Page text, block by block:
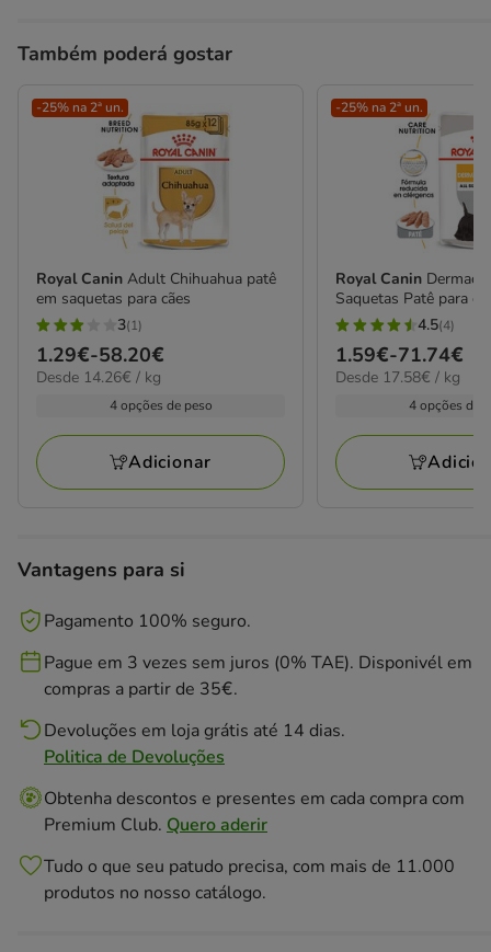
Também poderá gostar
-25% na 2ª un.
Royal Canin Adult Chihuahua patê
em saquetas para cães
3
estrelas
com
avaliações
3(1)
Preço
de
58.20€
1.29€-58.20€
14.26€
Desde 14.26€ / kg
4 opções de peso
Adicionar
-25% na 2ª un.
Royal Canin
Saquetas Patê para
4.5
estrelas
com
avaliações
4.5(4)
Preço
de
71.74€
1.59€-71.74€
17.58€
Desde 17.58€ / kg
4 opções de
Vantagens para si
Pagamento 100% seguro.
Pague em 3 vezes sem juros (0% TAE). Disponivél em
compras a partir de 35€.
Devoluções em loja grátis até 14 dias.
Politica de Devoluções
Obtenha descontos e presentes em cada compra com
Premium Club. Quero aderir
Tudo o que seu patudo precisa, com mais de 11.000
produtos no nosso catálogo.